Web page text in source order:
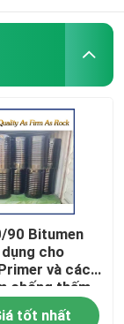
90 Bitumen
cho
và các
chống thấm
tốt nhất